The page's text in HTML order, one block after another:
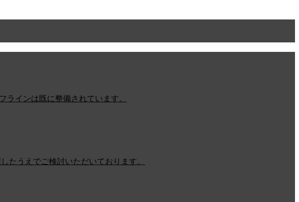
インは既に整備されています。
たうえでご検討いただいております。